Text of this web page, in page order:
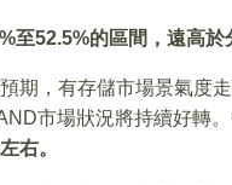
至52.5%的區間，遠高於
期，有存儲市場景氣度
市場狀況將持續好轉。
右。